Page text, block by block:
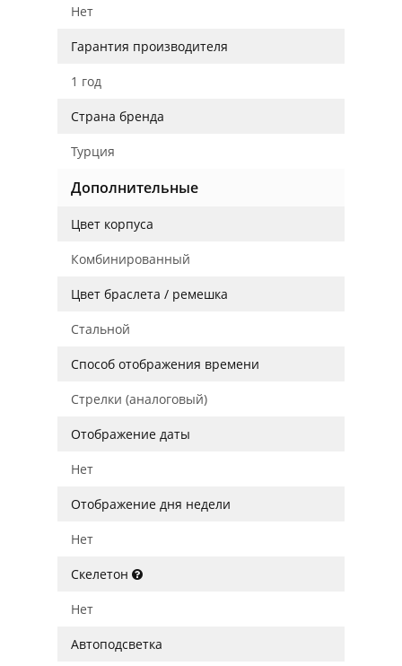
Нет
Гарантия производителя
1 год
Страна бренда
Турция
Дополнительные
Цвет корпуса
Комбинированный
Цвет браслета / ремешка
Стальной
Способ отображения времени
Стрелки (аналоговый)
Отображение даты
Нет
Отображение дня недели
Нет
Скелетон
Нет
Автоподсветка